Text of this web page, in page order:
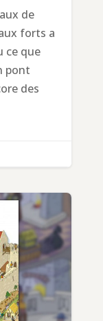
de
forts a
ce que
pont
des